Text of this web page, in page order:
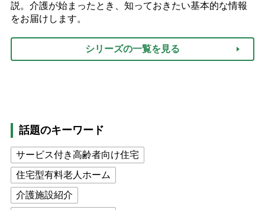
説。介護が始まったとき、知っておきたい基本的な情報
をお届けします。
シリーズの一覧を見る
話題のキーワード
サービス付き高齢者向け住宅
住宅型有料老人ホーム
介護施設紹介